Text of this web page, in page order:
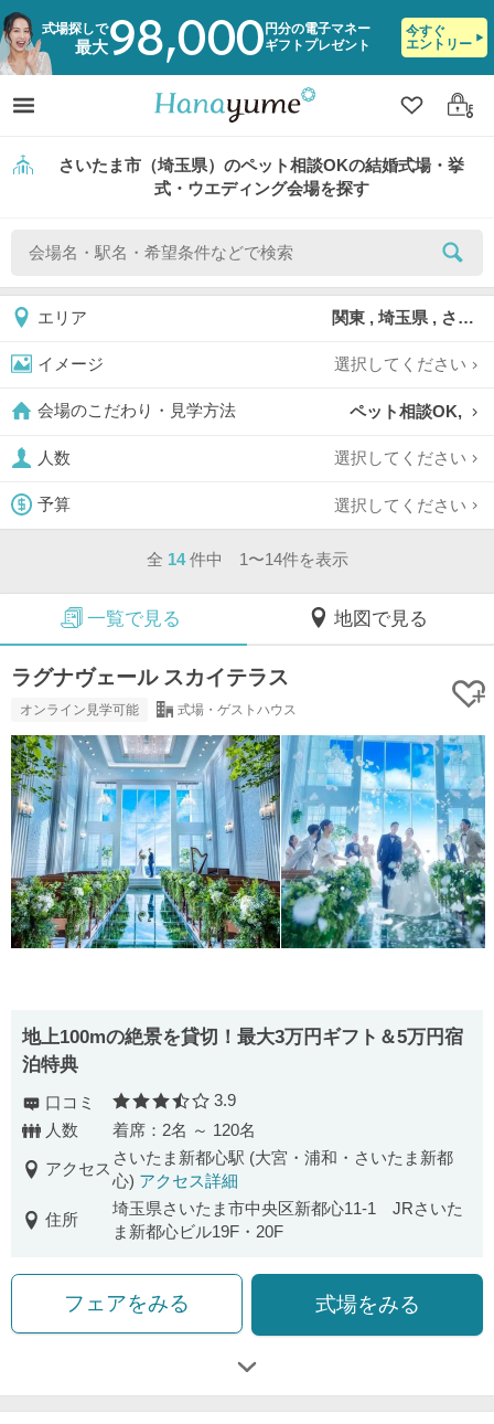
式場探しで
最大98,000 円分の電子マネー
ギフトプレゼント
今すぐ
エントリー
クリップ
ログ
さいたま市（埼玉県）のペット相談OKの結婚式場・挙
式・ウエディング会場を探す
エリア 関東 , 埼玉県 , さいたま市
イメージ 選択してください
会場のこだわり・見学方法 ペット相談OK,
人数 選択してください
予算 選択してください
全 14 件中 1〜14件を表示
一覧で見る 地図で見る
ラグナヴェール スカイテラス
オンライン見学可能 式場・ゲストハウス
地上100mの絶景を貸切！最大3万円ギフト＆5万円宿
泊特典
口コミ 口コミ評価
3.9
人数
着席：2名 ～ 120名
アクセス
さいたま新都心駅 (大宮・浦和・さいたま新都
心) アクセス詳細
住所
埼玉県さいたま市中央区新都心11-1 JRさいた
ま新都心ビル19F・20F
フェアをみる 式場をみる